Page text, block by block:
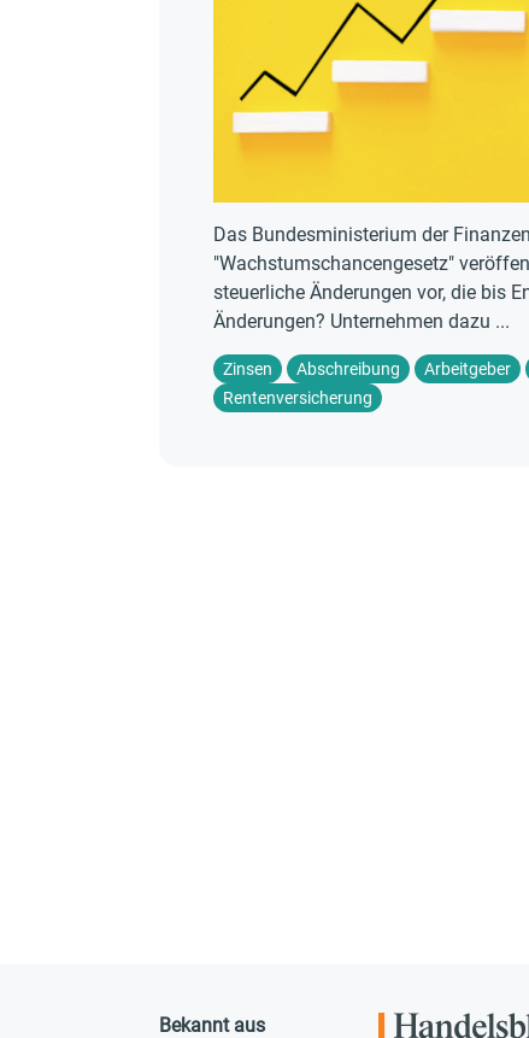
Das Bundesministerium der
"Wachstumschancengesetz"
steuerliche Änderungen vor, die bis
Änderungen? Unternehmen dazu ...
Zinsen Abschreibung Arbeitgeber
Rentenversicherung
Bekannt aus